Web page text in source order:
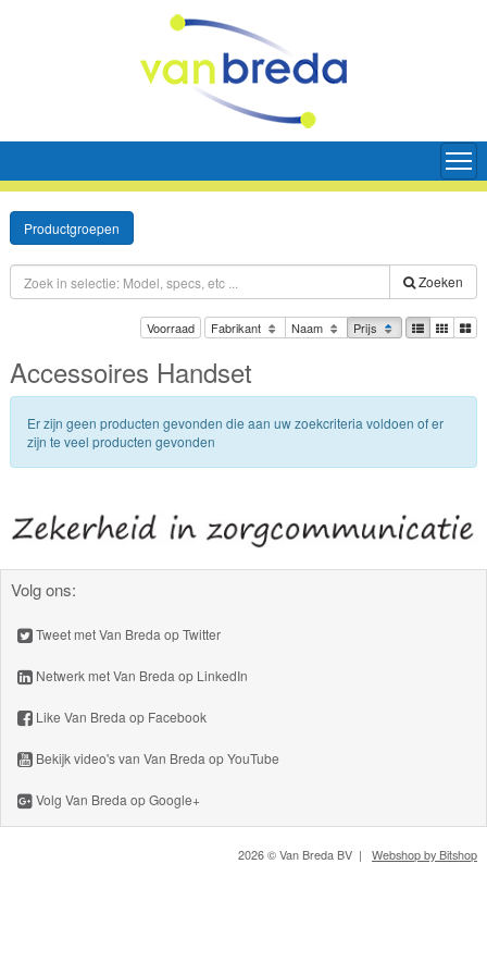
Productgroepen
Zoeken
Voorraad Fabrikant Naam Prijs
Accessoires Handset
Er zijn geen producten gevonden die aan uw zoekcriteria voldoen of er
zijn te veel producten gevonden
Volg ons:
Tweet met Van Breda op Twitter
Netwerk met Van Breda op LinkedIn
Like Van Breda op Facebook
Bekijk video's van Van Breda op YouTube
Volg Van Breda op Google+
2026 © Van Breda BV | Webshop by Bitshop